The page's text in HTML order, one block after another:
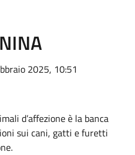
2025, 10:51
d’affezione è la banca
sui cani, gatti e furetti